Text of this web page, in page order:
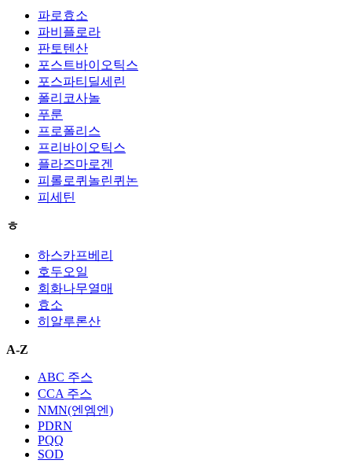
파로효소
파비플로라
판토텐산
포스트바이오틱스
포스파티딜세린
폴리코사놀
푸룬
프로폴리스
프리바이오틱스
플라즈마로겐
피롤로퀴놀린퀴논
피세틴
ㅎ
하스카프베리
호두오일
회화나무열매
효소
히알루론산
A-Z
ABC 주스
CCA 주스
NMN(엔엠엔)
PDRN
PQQ
SOD